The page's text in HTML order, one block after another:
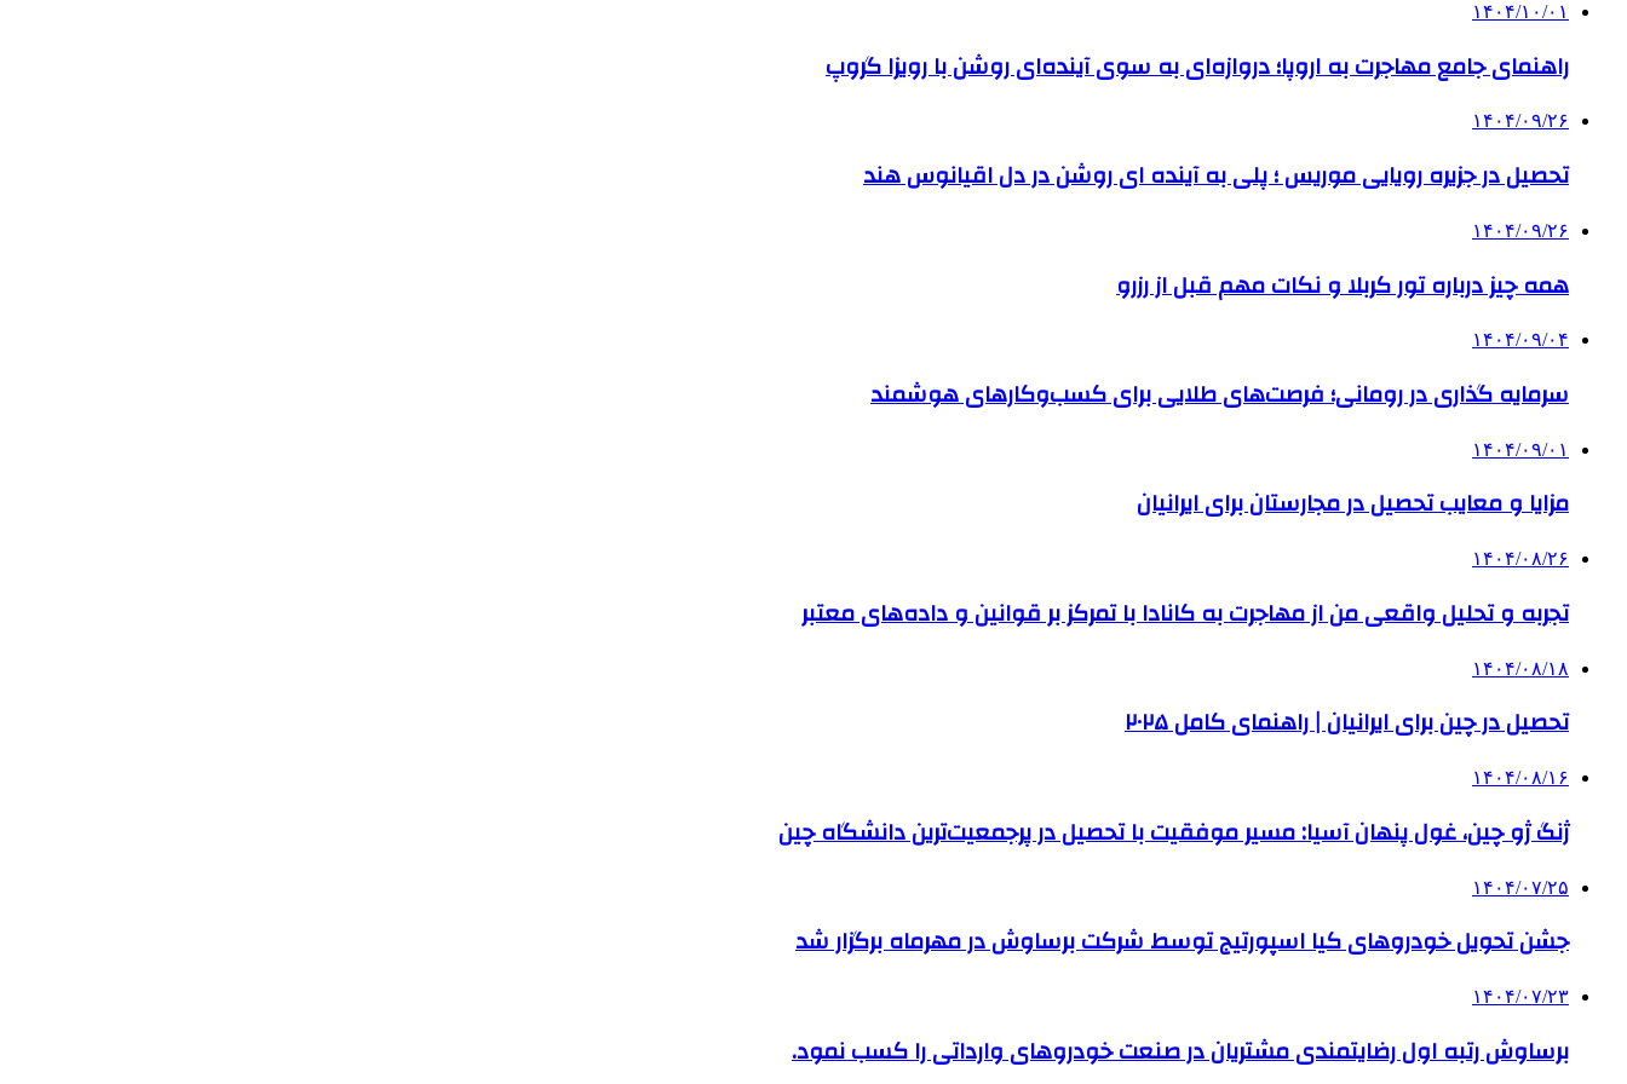
۱۴۰۴/۱۰/۰۱
راهنمای جامع مهاجرت به اروپا؛ دروازه‌ای به سوی آینده‌ای روشن با رویزا گروپ
۱۴۰۴/۰۹/۲۶
تحصیل در جزیره رویایی موریس ؛ پلی به آینده ‌ای روشن در دل اقیانوس ‌هند
۱۴۰۴/۰۹/۲۶
همه چیز درباره تور کربلا و نکات مهم قبل از رزرو
۱۴۰۴/۰۹/۰۴
سرمایه گذاری در رومانی؛ فرصت‌های طلایی برای کسب‌وکارهای هوشمند
۱۴۰۴/۰۹/۰۱
مزایا و معایب تحصیل در مجارستان برای ایرانیان
۱۴۰۴/۰۸/۲۶
تجربه و تحلیل واقعی من از مهاجرت به کانادا با تمرکز بر قوانین و داده‌های معتبر
۱۴۰۴/۰۸/۱۸
تحصیل در چین برای ایرانیان | راهنمای کامل ۲۰۲۵
۱۴۰۴/۰۸/۱۶
ژنگ ژو چین، غول پنهان آسیا: مسیر موفقیت با تحصیل در پرجمعیت‌ترین دانشگاه چین
۱۴۰۴/۰۷/۲۵
جشن تحویل خودروهای کیا اسپورتیج توسط شرکت برساوش در مهرماه برگزار شد
۱۴۰۴/۰۷/۲۳
برساوش رتبه اول رضایتمندی مشتریان در صنعت خودروهای وارداتی را کسب نمود.